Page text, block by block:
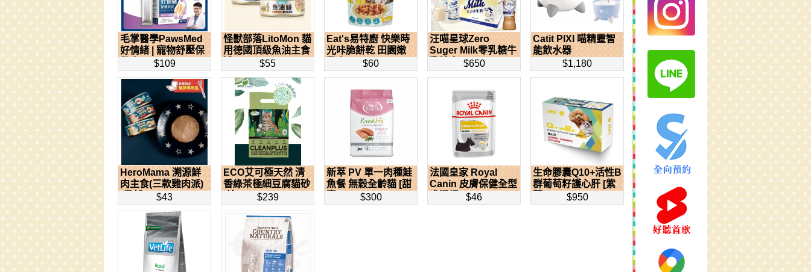
毛掌醫學PawsMed
好情緒 | 寵物舒壓保
$109
怪獸部落LitoMon 貓
用德國頂級魚油主食
$55
Eat's易特廚 快樂時
光咔脆餅乾 田園嫩
$60
汪喵星球Zero
Suger Milk零乳糖牛
乳禮盒 ...$650
Catit PIXI 喵精靈智
能飲水器
$1,180
HeroMama 溯源鮮
肉主食(三款雞肉派)
$43
ECO艾可極天然 清
香綠茶極細豆腐貓砂
$239
新萃 PV 單一肉種鮭
魚餐 無穀全齡貓 [甜
$300
法國皇家 Royal
Canin 皮膚保健全型
犬濕糧...$46
生命膠囊Q10+活性B
群葡萄籽護心肝 [紫
$950